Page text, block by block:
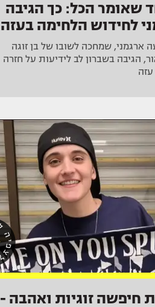
שאומר הכל: כך הגיבה
לחידוש הלחימה בעזה
ארגמני, שמחכה לשובו של בן זוגה
הגיבה בשברון לב לידיעות על חזרה
חיפשה זוגיות ואהבה -